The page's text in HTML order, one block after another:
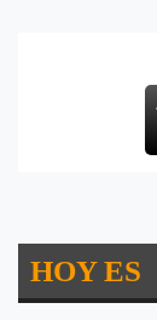
HOY ES